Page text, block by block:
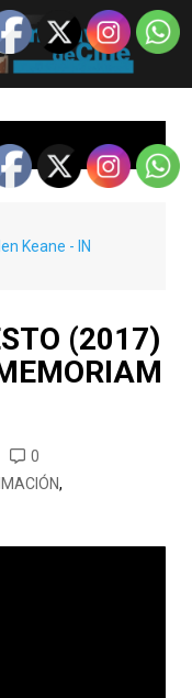
de Cine
de encuentro para los
Keane - IN
(2017)
0
,